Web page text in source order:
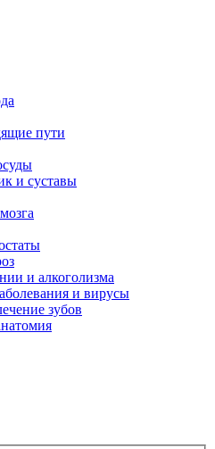
пути
и суставы
и алкоголизма
и вирусы
зубов